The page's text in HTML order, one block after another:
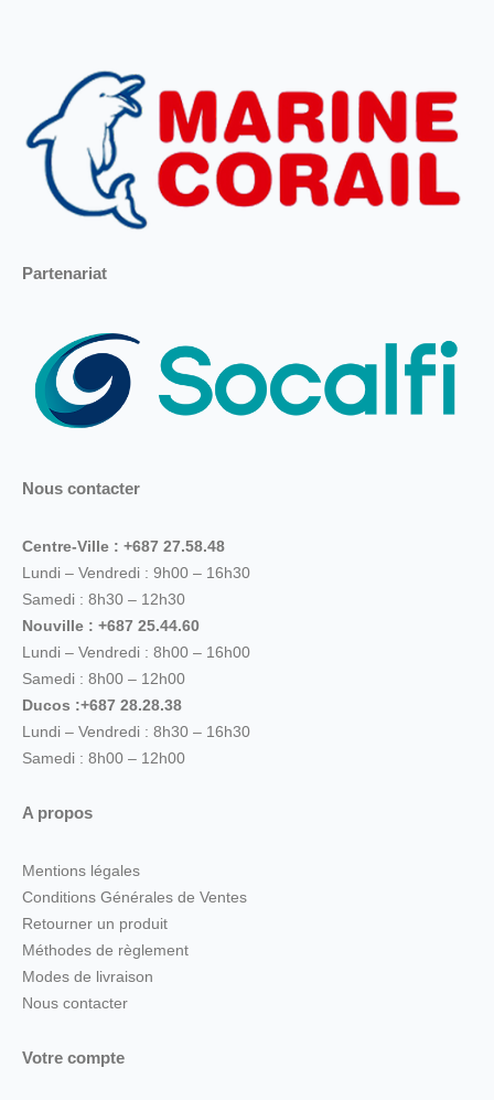
Partenariat
Nous contacter
Centre-Ville : +687 27.58.48
Lundi – Vendredi : 9h00 – 16h30
Samedi : 8h30 – 12h30
Nouville : +687 25.44.60
Lundi – Vendredi : 8h00 – 16h00
Samedi : 8h00 – 12h00
Ducos :+687 28.28.38
Lundi – Vendredi : 8h30 – 16h30
Samedi : 8h00 – 12h00
A propos
Mentions légales
Conditions Générales de Ventes
Retourner un produit
Méthodes de règlement
Modes de livraison
Nous contacter
Votre compte